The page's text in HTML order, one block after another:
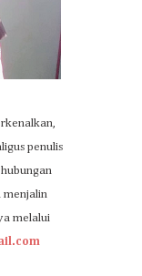
penulis
menjalin
melalui